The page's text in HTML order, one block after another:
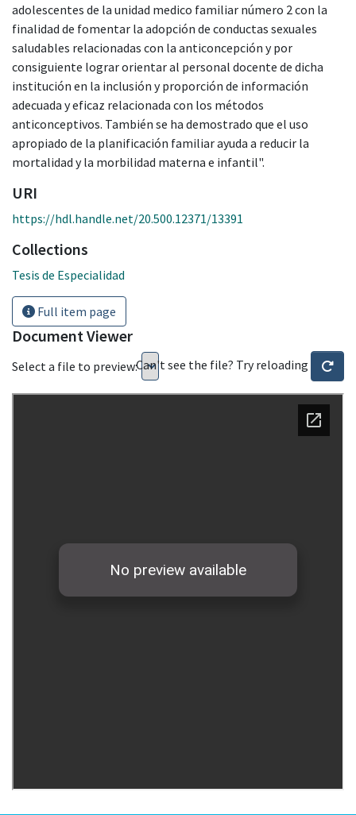
adolescentes de la unidad medico familiar número 2 con la
finalidad de fomentar la adopción de conductas sexuales
saludables relacionadas con la anticoncepción y por
consiguiente lograr orientar al personal docente de dicha
institución en la inclusión y proporción de información
adecuada y eficaz relacionada con los métodos
anticonceptivos. También se ha demostrado que el uso
apropiado de la planificación familiar ayuda a reducir la
mortalidad y la morbilidad materna e infantil".
URI
https://hdl.handle.net/20.500.12371/13391
Collections
Tesis de Especialidad
Full item page
Document Viewer
Select a file to preview:Can't see the file? Try reloading